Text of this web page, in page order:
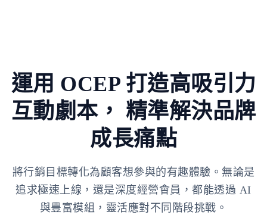
運用 OCEP 打造高吸引力
互動劇本， 精準解決品牌
成長痛點
將行銷目標轉化為顧客想參與的有趣體驗。無論是
追求極速上線，還是深度經營會員，都能透過 AI
與豐富模組，靈活應對不同階段挑戰。